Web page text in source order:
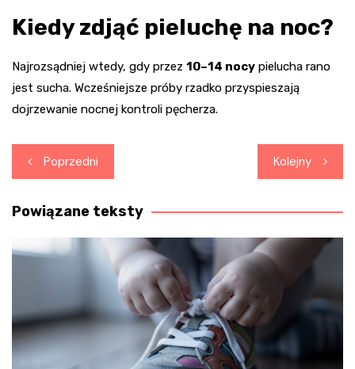
Kiedy zdjąć pieluchę na noc?
Najrozsądniej wtedy, gdy przez 10–14 nocy pielucha rano
jest sucha. Wcześniejsze próby rzadko przyspieszają
dojrzewanie nocnej kontroli pęcherza.
Nawigacja
wpisu
Poprzedni Kolejny
Powiązane teksty